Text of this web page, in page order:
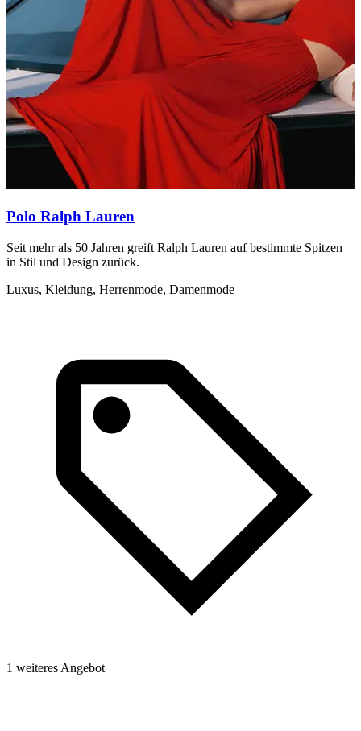
Polo Ralph Lauren
Seit mehr als 50 Jahren greift Ralph Lauren auf bestimmte Spitzen
in Stil und Design zurück.
Luxus, Kleidung, Herrenmode, Damenmode
1 weiteres Angebot